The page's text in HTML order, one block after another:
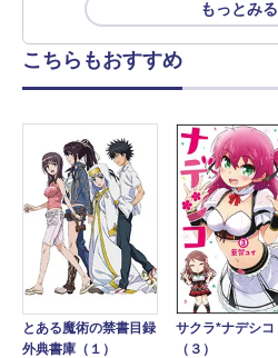
もっとみる
こちらもおすすめ
とある魔術の禁書目録
外典書庫（１）
サクラ*ナデシコ
（３）